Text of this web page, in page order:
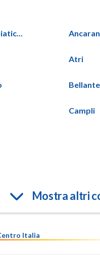
Atri
Bellante
Campli
Mostra altri
Italia